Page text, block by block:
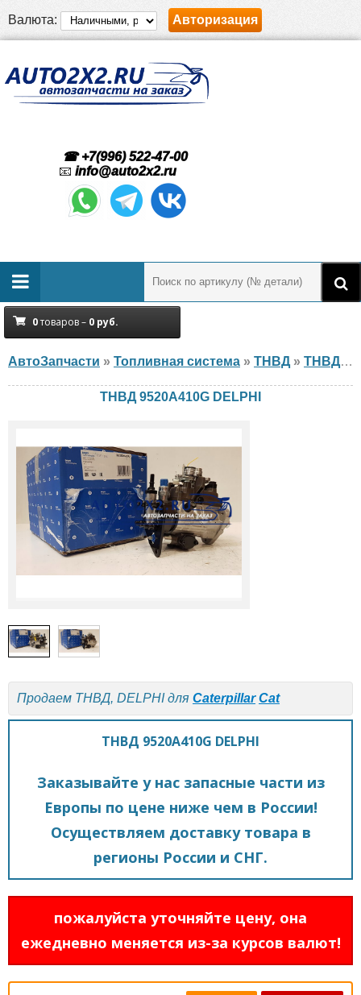
Валюта: Авторизация
☎ +7(996) 522-47-00
📧 info@auto2x2.ru
0товаров – 0 руб.
АвтоЗапчасти » Топливная система » ТНВД » ТНВД DELPHI
ТНВД 9520A410G DELPHI
Продаем ТНВД, DELPHI для Caterpillar Cat
ТНВД 9520A410G DELPHI
Заказывайте у нас запасные части из
Европы по цене ниже чем в России!
Осуществляем доставку товара в
регионы России и СНГ.
пожалуйста уточняйте цену, она
ежедневно меняется из-за курсов валют!